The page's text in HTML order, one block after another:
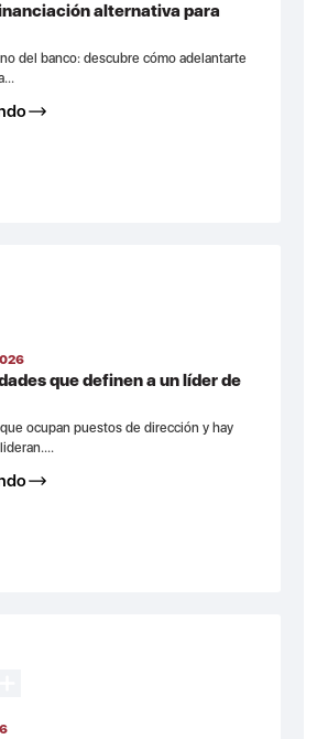
alternativa para
del banco: descubre cómo adelantarte
que definen a un líder de
ocupan puestos de dirección y hay